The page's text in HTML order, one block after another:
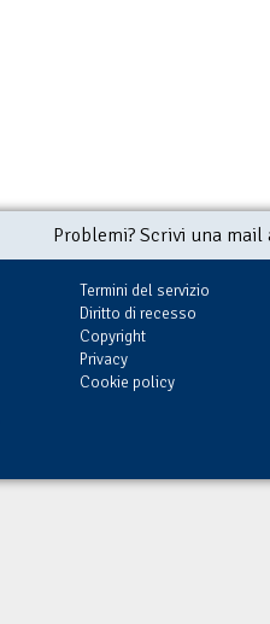
Problemi? Scrivi una
Termini del servizio
Diritto di recesso
Copyright
Privacy
Cookie policy